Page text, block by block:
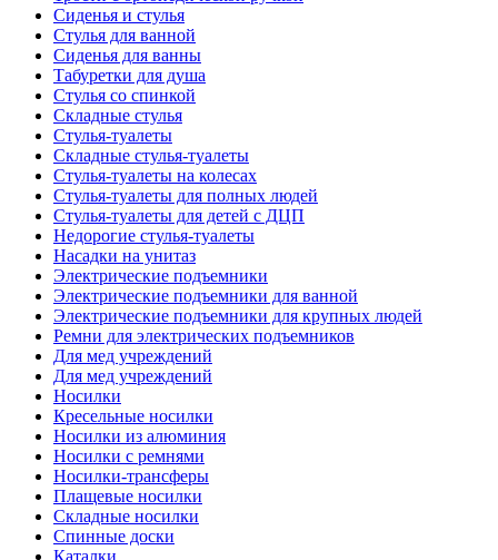
Сиденья и стулья
Стулья для ванной
Сиденья для ванны
Табуретки для душа
Стулья со спинкой
Складные стулья
Стулья-туалеты
Складные стулья-туалеты
Стулья-туалеты на колесах
Стулья-туалеты для полных людей
Стулья-туалеты для детей с ДЦП
Недорогие стулья-туалеты
Насадки на унитаз
Электрические подъемники
Электрические подъемники для ванной
Электрические подъемники для крупных людей
Ремни для электрических подъемников
Для мед учреждений
Для мед учреждений
Носилки
Кресельные носилки
Носилки из алюминия
Носилки с ремнями
Носилки-трансферы
Плащевые носилки
Складные носилки
Спинные доски
Каталки